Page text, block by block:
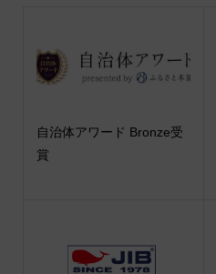
自治体アワード Bronze受
賞